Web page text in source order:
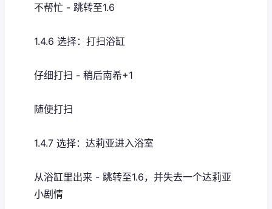
不帮忙 - 跳转至1.6
1.4.6 选择：打扫浴缸
仔细打扫 - 稍后南希+1
随便打扫
1.4.7 选择：达莉亚进入浴室
从浴缸里出来 - 跳转至1.6，并失去一个达莉亚
小剧情